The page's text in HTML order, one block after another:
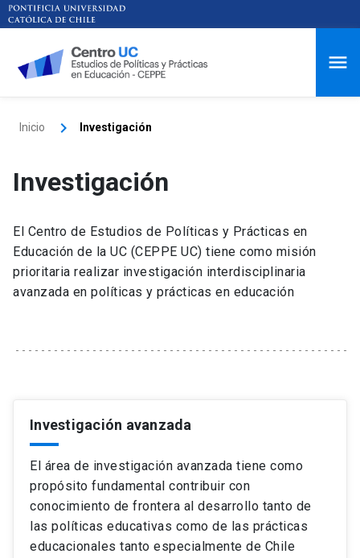
Inicio Investigación
Investigación
El Centro de Estudios de Políticas y Prácticas en
Educación de la UC (CEPPE UC) tiene como misión
prioritaria realizar investigación interdisciplinaria
avanzada en políticas y prácticas en educación
Investigación avanzada
El área de investigación avanzada tiene como
propósito fundamental contribuir con
conocimiento de frontera al desarrollo tanto de
las políticas educativas como de las prácticas
educacionales tanto especialmente de Chile